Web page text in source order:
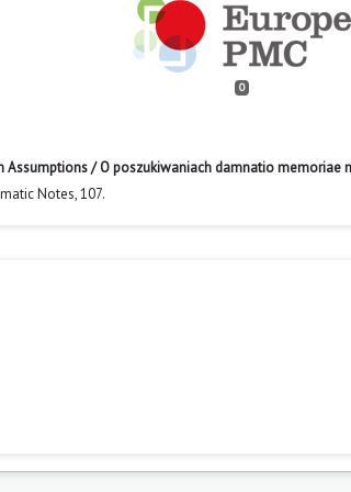
0
Assumptions / O poszukiwaniach damnatio memoriae
Notes,107.